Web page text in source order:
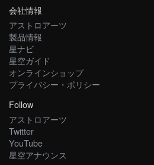
会社情報
アストロアーツ
製品情報
星ナビ
星空ガイド
オンラインショップ
プライバシー・ポリシー
Follow
アストロアーツ
Twitter
YouTube
星空アナウンス